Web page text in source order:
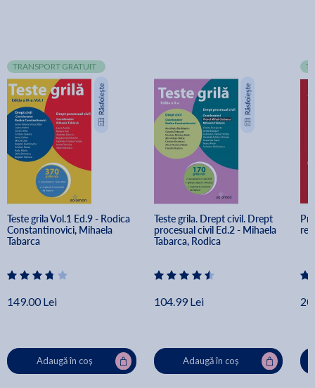
TRANSPORT GRATUIT
Teste grila Vol.1 Ed.9 - Rodica
Constantinovici, Mihaela
Tabarca
149.00 Lei
Adaugă în coș
Teste grila. Drept civil. Drept
procesual civil Ed.2 - Mihaela
Tabarca, Rodica
104.99 Lei
Adaugă în coș